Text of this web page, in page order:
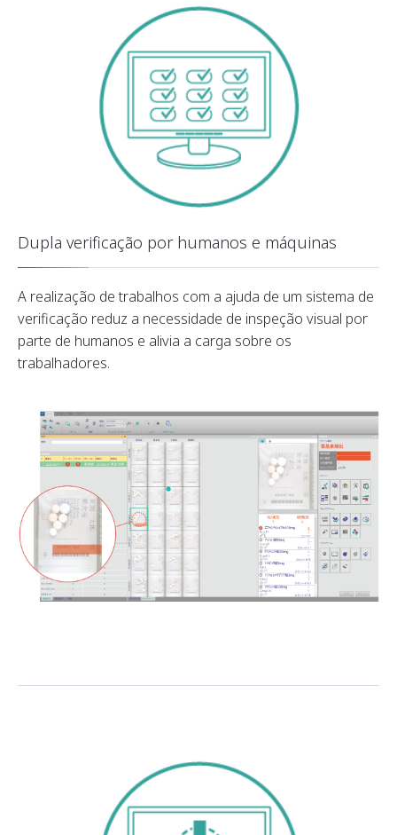
Dupla verificação por humanos e máquinas
A realização de trabalhos com a ajuda de um sistema de
verificação reduz a necessidade de inspeção visual por
parte de humanos e alivia a carga sobre os
trabalhadores.